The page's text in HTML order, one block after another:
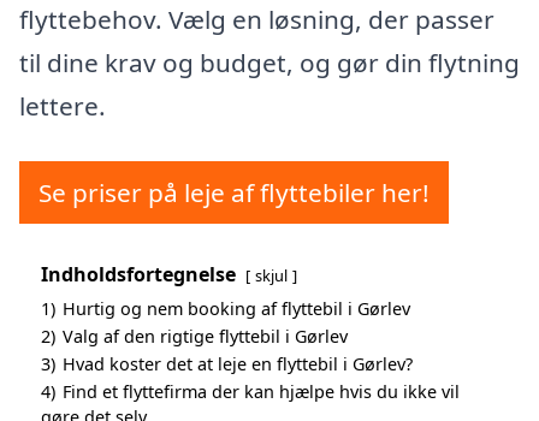
flyttebehov. Vælg en løsning, der passer
til dine krav og budget, og gør din flytning
lettere.
Se priser på leje af flyttebiler her!
Indholdsfortegnelse skjul
1) Hurtig og nem booking af flyttebil i Gørlev
2) Valg af den rigtige flyttebil i Gørlev
3) Hvad koster det at leje en flyttebil i Gørlev?
4) Find et flyttefirma der kan hjælpe hvis du ikke vil